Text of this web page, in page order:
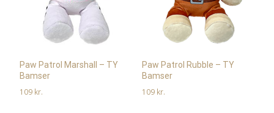
Paw Patrol Marshall – TY
Bamser
109 kr.
Paw Patrol Rubble – TY
Bamser
109 kr.